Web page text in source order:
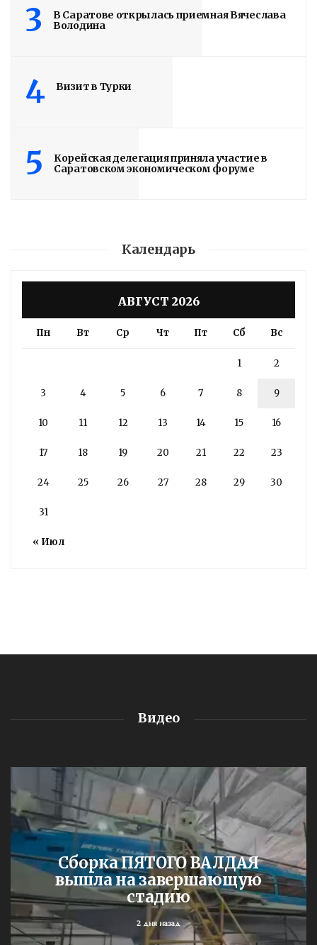
3
В Саратове открылась приемная Вячеслава
Володина
4 Визит в Турки
5
Корейская делегация приняла участие в
Саратовском экономическом форуме
Календарь
АВГУСТ 2026
Пн Вт Ср Чт Пт Сб Вс
« Июл
1 2
3 4 5 6 7 8 9
10 11 12 13 14 15 16
17 18 19 20 21 22 23
24 25 26 27 28 29 30
31
Видео
Сборка ПЯТОГО ВАЛДАЯ
вышла на завершающую
стадию
2 дня назад
Володин: 31 августа
ЗАВЕРШЕНЫ
Read More